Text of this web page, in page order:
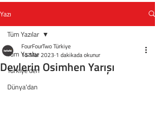
Yazı
Tüm Yazılar
Türkiye'den
Dünya'dan
Tüm Yazılar
Devlerin Osimhen Yarışı
FourFourTwo Türkiye
15 Mar 2023 1 dakikada okunur